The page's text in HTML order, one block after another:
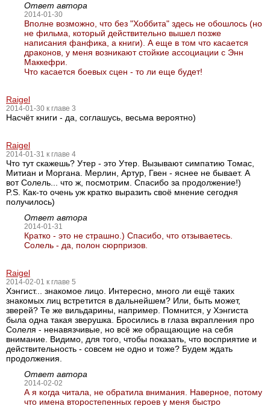
Ответ автора
2014-01-30
Вполне возможно, что без "Хоббита" здесь не обошлось (но
не фильма, который действительно вышел позже
написания фанфика, а книги). А еще в том что касается
драконов, у меня возникают стойкие ассоциации с Энн
Маккефри.
Что касается боевых сцен - то ли еще будет!
Raigel
2014-01-30 к главе 3
Насчёт книги - да, соглашусь, весьма вероятно)
Raigel
2014-01-31 к главе 4
Что тут скажешь? Утер - это Утер. Вызывают симпатию Томас,
Митиан и Моргана. Мерлин, Артур, Гвен - яснее не бывает. А
вот Солель... что ж, посмотрим. Спасибо за продолжение!)
P.S. Как-то очень уж кратко выразить своё мнение сегодня
получилось)
Ответ автора
2014-01-31
Кратко - это не страшно.) Спасибо, что отзываетесь.
Солель - да, полон сюрпризов.
Raigel
2014-02-01 к главе 5
Хэнгист... знакомое лицо. Интересно, много ли ещё таких
знакомых лиц встретится в дальнейшем? Или, быть может,
зверей? Те же вильдарины, например. Помнится, у Хэнгиста
была одна такая зверушка. Бросились в глаза вкрапления про
Солеля - ненавязчивые, но всё же обращающие на себя
внимание. Видимо, для того, чтобы показать, что восприятие и
действительность - совсем не одно и тоже? Будем ждать
продолжения.
Ответ автора
2014-02-02
А я когда читала, не обратила внимания. Наверное, потому
что имена второстепенных героев у меня быстро